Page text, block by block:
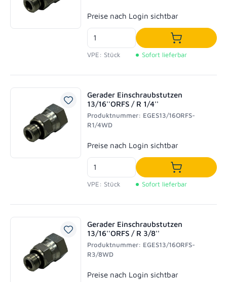
Regulärer Preis:
Preise nach Login sichtbar
VPE: Stück
In den
Sofort lieferbar
Gerader Einschraubstutzen
13/16''ORFS / R 1/4''
Produktnummer: EGES13/16ORFS-
R1/4WD
Regulärer Preis:
Preise nach Login sichtbar
VPE: Stück
In den
Sofort lieferbar
Gerader Einschraubstutzen
13/16''ORFS / R 3/8''
Produktnummer: EGES13/16ORFS-
R3/8WD
Regulärer Preis:
Preise nach Login sichtbar